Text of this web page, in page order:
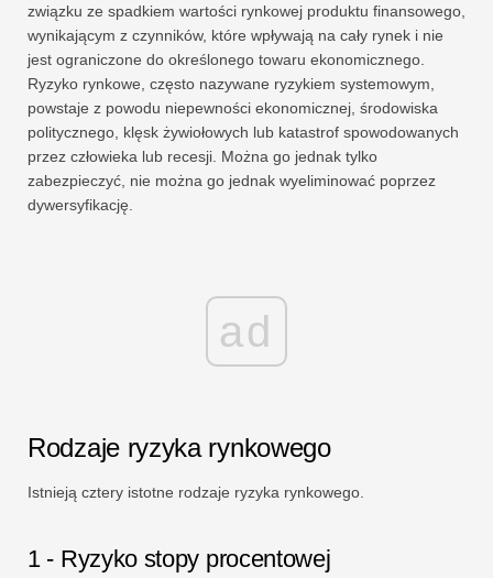
związku ze spadkiem wartości rynkowej produktu finansowego,
wynikającym z czynników, które wpływają na cały rynek i nie
jest ograniczone do określonego towaru ekonomicznego.
Ryzyko rynkowe, często nazywane ryzykiem systemowym,
powstaje z powodu niepewności ekonomicznej, środowiska
politycznego, klęsk żywiołowych lub katastrof spowodowanych
przez człowieka lub recesji. Można go jednak tylko
zabezpieczyć, nie można go jednak wyeliminować poprzez
dywersyfikację.
ad
Rodzaje ryzyka rynkowego
Istnieją cztery istotne rodzaje ryzyka rynkowego.
1 - Ryzyko stopy procentowej